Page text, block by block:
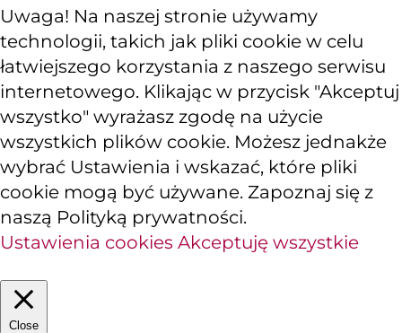
Uwaga! Na naszej stronie używamy
technologii, takich jak pliki cookie w celu
łatwiejszego korzystania z naszego serwisu
internetowego. Klikając w przycisk "Akceptuj
wszystko" wyrażasz zgodę na użycie
wszystkich plików cookie. Możesz jednakże
wybrać Ustawienia i wskazać, które pliki
cookie mogą być używane. Zapoznaj się z
naszą Polityką prywatności.
Ustawienia cookies Akceptuję wszystkie
Close